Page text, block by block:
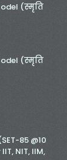
(स्मृति
(स्मृति
85 @10
NIT, IIM,